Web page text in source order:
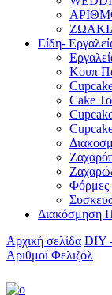
Είδη-
Κουπ
Cake
Φόρμες
Διακόσμηση
Αρχική σελίδα DIY
Αριθμοί Φελιζόλ